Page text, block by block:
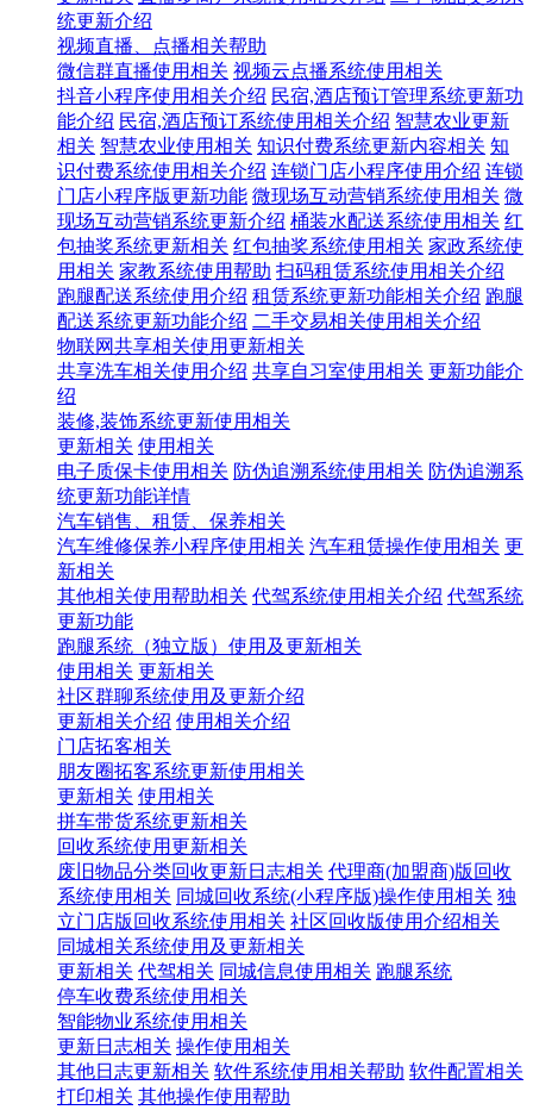
统更新介绍
视频直播、点播相关帮助
微信群直播使用相关 视频云点播系统使用相关
抖音小程序使用相关介绍 民宿,酒店预订管理系统更新功
能介绍 民宿,酒店预订系统使用相关介绍 智慧农业更新
相关 智慧农业使用相关 知识付费系统更新内容相关 知
识付费系统使用相关介绍 连锁门店小程序使用介绍 连锁
门店小程序版更新功能 微现场互动营销系统使用相关 微
现场互动营销系统更新介绍 桶装水配送系统使用相关 红
包抽奖系统更新相关 红包抽奖系统使用相关 家政系统使
用相关 家教系统使用帮助 扫码租赁系统使用相关介绍
跑腿配送系统使用介绍 租赁系统更新功能相关介绍 跑腿
配送系统更新功能介绍 二手交易相关使用相关介绍
物联网共享相关使用更新相关
共享洗车相关使用介绍 共享自习室使用相关 更新功能介
绍
装修,装饰系统更新使用相关
更新相关 使用相关
电子质保卡使用相关 防伪追溯系统使用相关 防伪追溯系
统更新功能详情
汽车销售、租赁、保养相关
汽车维修保养小程序使用相关 汽车租赁操作使用相关 更
新相关
其他相关使用帮助相关 代驾系统使用相关介绍 代驾系统
更新功能
跑腿系统（独立版）使用及更新相关
使用相关 更新相关
社区群聊系统使用及更新介绍
更新相关介绍 使用相关介绍
门店拓客相关
朋友圈拓客系统更新使用相关
更新相关 使用相关
拼车带货系统更新相关
回收系统使用更新相关
废旧物品分类回收更新日志相关 代理商(加盟商)版回收
系统使用相关 同城回收系统(小程序版)操作使用相关 独
立门店版回收系统使用相关 社区回收版使用介绍相关
同城相关系统使用及更新相关
更新相关 代驾相关 同城信息使用相关 跑腿系统
停车收费系统使用相关
智能物业系统使用相关
更新日志相关 操作使用相关
其他日志更新相关 软件系统使用相关帮助 软件配置相关
打印相关 其他操作使用帮助